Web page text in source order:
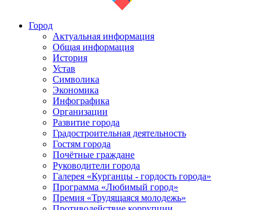
Город
Актуальная информация
Общая информация
История
Устав
Символика
Экономика
Инфографика
Организации
Развитие города
Градостроительная деятельность
Гостям города
Почётные граждане
Руководители города
Галерея «Курганцы - гордость города»
Программа «Любимый город»
Премия «Трудящаяся молодежь»